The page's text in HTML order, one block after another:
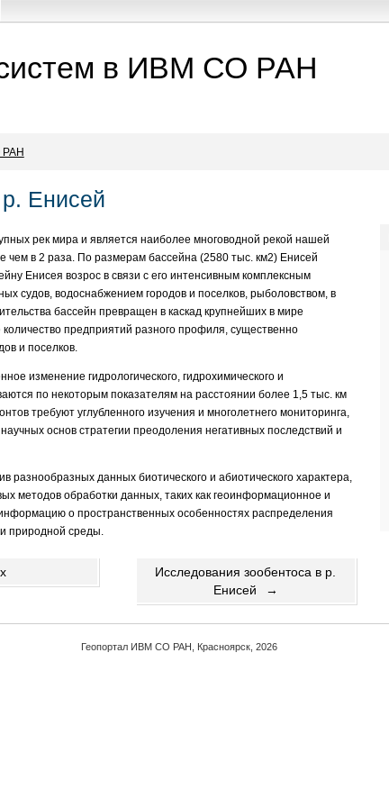
в ИВМ СО РАН
РАН
Енисей
рек мира и является наиболее многоводной рекой нашей
чем в 2 раза. По размерам бассейна (2580 тыс. км2) Енисей
Енисея возрос в связи с его интенсивным комплексным
судов, водоснабжением городов и поселков, рыболовством, в
бассейн превращен в каскад крупнейших в мире
предприятий разного профиля, существенно
и поселков.
изменение гидрологического, гидрохимического и
по некоторым показателям на расстоянии более 1,5 тыс. км
требуют углубленного изучения и многолетнего мониторинга,
основ стратегии преодоления негативных последствий и
данных биотического и абиотического характера,
методов обработки данных, таких как геоинформационное и
о пространственных особенностях распределения
природной среды.
Исследования зообентоса в р.
Енисей
→
Геопортал ИВМ СО РАН, Красноярск, 2026